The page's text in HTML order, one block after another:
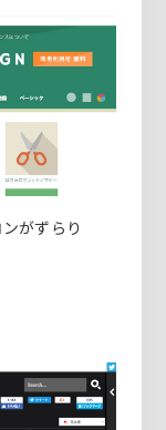
がずらり